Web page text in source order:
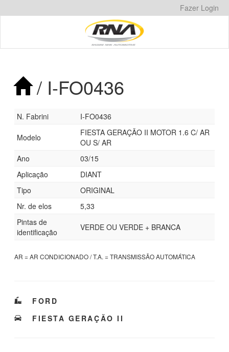
para
Fazer Login
/ I-FO0436
N. Fabrini I-FO0436
Modelo
FIESTA GERAÇÃO II MOTOR 1.6 C/ AR
OU S/ AR
Ano
03/15
Aplicação
DIANT
Tipo
ORIGINAL
Nr. de elos
5,33
Pintas de
identificação
VERDE OU VERDE + BRANCA
AR = AR CONDICIONADO / T.A. = TRANSMISSÃO AUTOMÁTICA
CATEGORIAS
FORD
TAGS
FIESTA GERAÇÃO II